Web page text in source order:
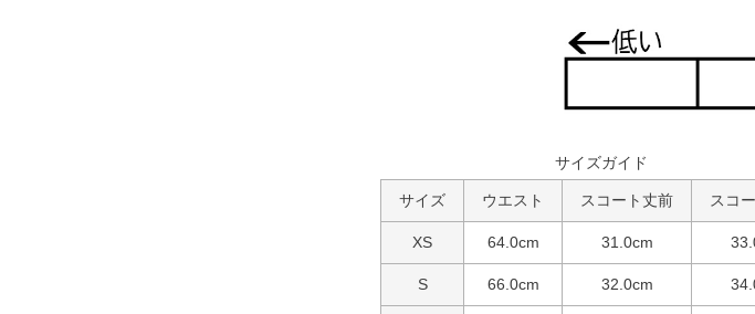
サイズガイド
サイズ ウエスト スコート丈前 スコ
XS 64.0cm 31.0cm
S 66.0cm 32.0cm